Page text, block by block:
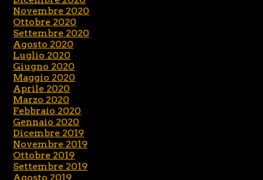
Novembre 2020
Ottobre 2020
Settembre 2020
Agosto 2020
Luglio 2020
Giugno 2020
Maggio 2020
Aprile 2020
Marzo 2020
Febbraio 2020
Gennaio 2020
Dicembre 2019
Novembre 2019
Ottobre 2019
Settembre 2019
Agosto 2019